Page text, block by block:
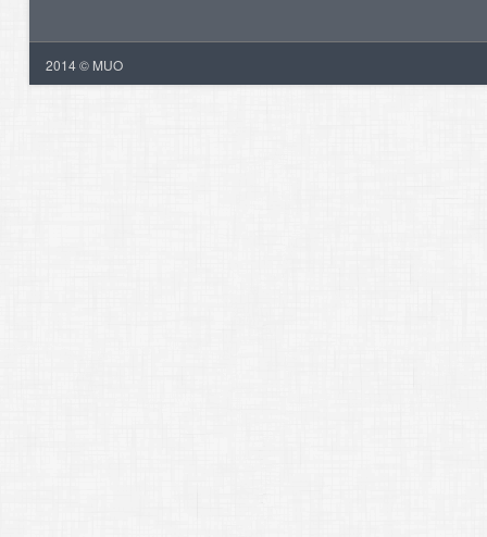
2014 © MUO